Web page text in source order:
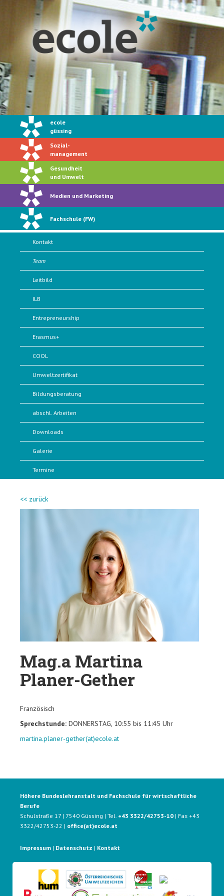
ecole
güssing
Sozial-
management
Gesundheit
und Umwelt
Medien und Marketing
Fachschule (FW)
Kontakt
Team
Leitbild
ILB
Entrepreneurship
Erasmus+
COOL
Umweltzertifikat
Bildungsberatung
abschl. Arbeiten
Downloads
Galerie
Termine
<< zurück
Mag.a Martina
Planer-Gether
Französisch
Sprechstunde: DONNERSTAG, 10:55 bis 11:45 Uhr
martina.planer-gether(at)ecole.at
Höhere Bundeslehranstalt und Fachschule für wirtschaftliche
Berufe
Schulstraße 17 | 7540 Güssing | Tel. +43 3322/42753-10 | Fax +43
3322/42753-22 | office(at)ecole.at
Impressum | Datenschutz | Kontakt